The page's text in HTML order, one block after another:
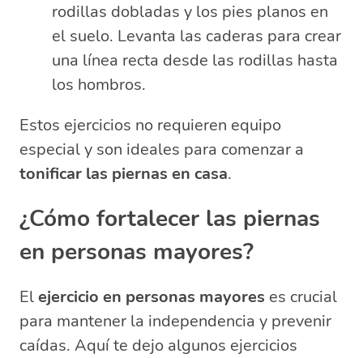
rodillas dobladas y los pies planos en
el suelo. Levanta las caderas para crear
una línea recta desde las rodillas hasta
los hombros.
Estos ejercicios no requieren equipo
especial y son ideales para comenzar a
tonificar las piernas en casa.
¿Cómo fortalecer las piernas
en personas mayores?
Elejercicio en personas mayores es crucial
para mantener la independencia y prevenir
caídas. Aquí te dejo algunos ejercicios